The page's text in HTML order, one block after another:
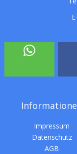
Impressum
Datenschutz
AGB